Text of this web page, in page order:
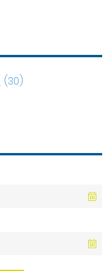
(30)